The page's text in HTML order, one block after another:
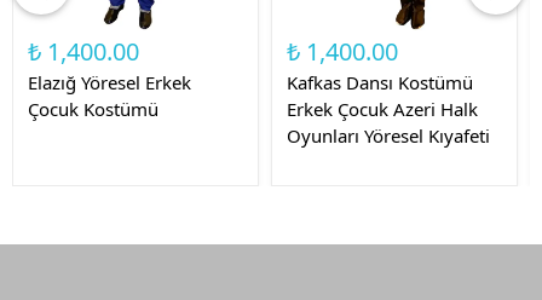
₺ 1,400.00
Elazığ Yöresel Erkek
Çocuk Kostümü
₺ 1,400.00
Kafkas Dansı Kostümü
Erkek Çocuk Azeri Halk
Oyunları Yöresel Kıyafeti